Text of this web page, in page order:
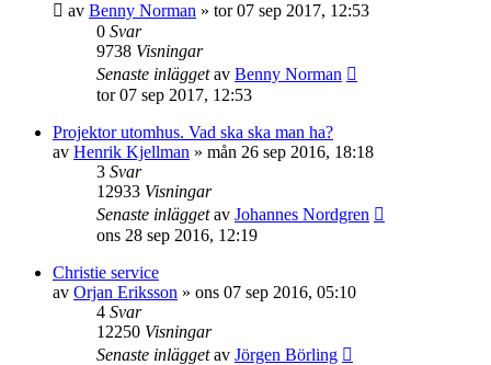
av Benny Norman » tor 07 sep 2017, 12:53
0 Svar
9738 Visningar
Senaste inläggetav Benny Norman
tor 07 sep 2017, 12:53
Projektor utomhus. Vad ska ska man ha?
av Henrik Kjellman » mån 26 sep 2016, 18:18
3 Svar
12933 Visningar
Senaste inläggetav Johannes Nordgren
ons 28 sep 2016, 12:19
Christie service
av Orjan Eriksson » ons 07 sep 2016, 05:10
4 Svar
12250 Visningar
Senaste inläggetav Jörgen Börling